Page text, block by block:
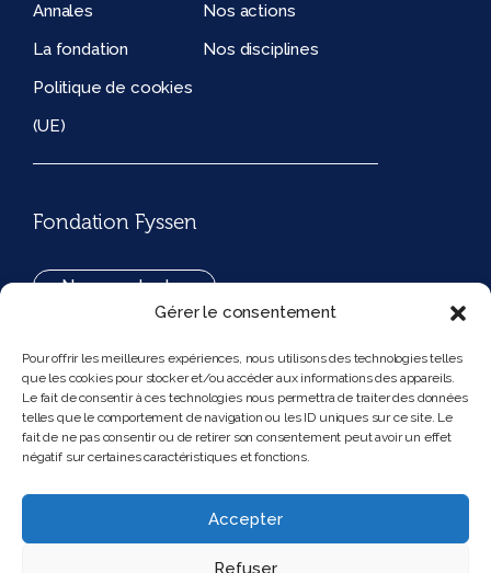
Gérer le consentement
Pour offrir les meilleures expériences, nous utilisons des technologies telles
que les cookies pour stocker et/ou accéder aux informations des appareils.
Le fait de consentir à ces technologies nous permettra de traiter des données
telles que le comportement de navigation ou les ID uniques sur ce site. Le
fait de ne pas consentir ou de retirer son consentement peut avoir un effet
négatif sur certaines caractéristiques et fonctions.
Accepter
Refuser
Annales
Nos actions
La fondation
Nos disciplines
Politique de cookies
(UE)
Fondation Fyssen
Nous contacter
194, rue de Rivoli 75001 Paris France
Nous suivre